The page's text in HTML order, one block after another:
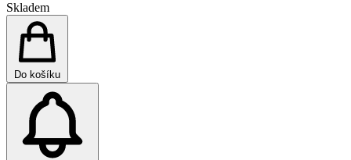
Skladem
Do košíku